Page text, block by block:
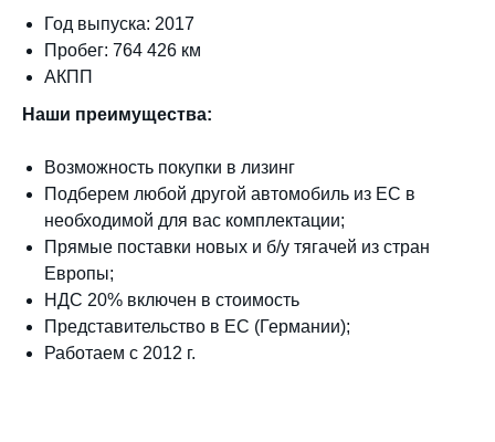
Год выпуска: 2017
Пробег: 764 426 км
АКПП
Наши преимущества:
Возможность покупки в лизинг
Подберем любой другой автомобиль из ЕС в
необходимой для вас комплектации;
Прямые поставки новых и б/у тягачей из стран
Европы;
НДС 20% включен в стоимость
Представительство в ЕС (Германии);
Работаем с 2012 г.